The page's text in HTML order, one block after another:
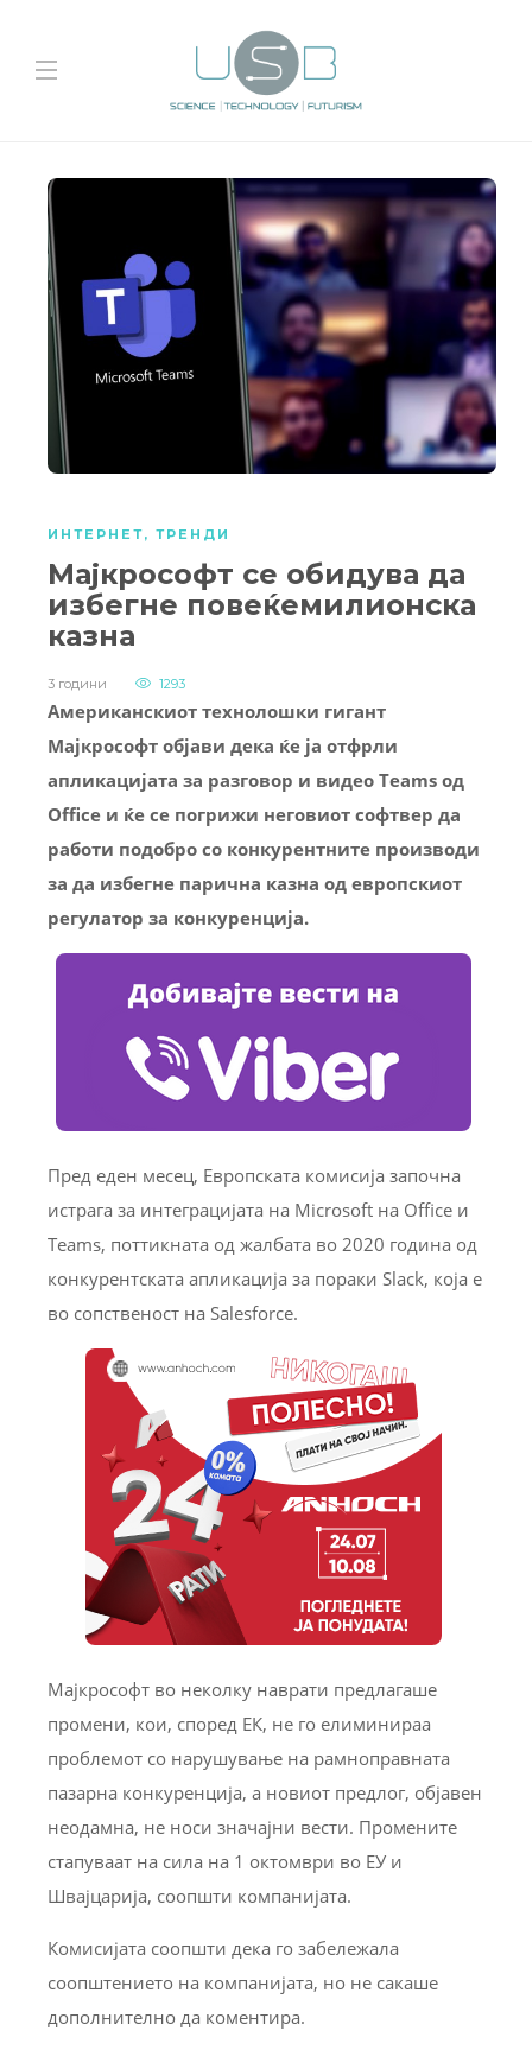
ИНТЕРНЕТ, ТРЕНДИ
Мајкрософт се обидува да
избегне повеќемилионска
казна
3 години 1293
Американскиот технолошки гигант
Мајкрософт објави дека ќе ја отфрли
апликацијата за разговор и видео Teams од
Office и ќе се погрижи неговиот софтвер да
работи подобро со конкурентните производи
за да избегне парична казна од европскиот
регулатор за конкуренција.
Пред еден месец, Европската комисија започна
истрага за интеграцијата на Microsoft на Office и
Teams, поттикната од жалбата во 2020 година од
конкурентската апликација за пораки Slack, која е
во сопственост на Salesforce.
Мајкрософт во неколку наврати предлагаше
промени, кои, според ЕК, не го елиминираа
проблемот со нарушување на рамноправната
пазарна конкуренција, а новиот предлог, објавен
неодамна, не носи значајни вести. Промените
стапуваат на сила на 1 октомври во ЕУ и
Швајцарија, соопшти компанијата.
Комисијата соопшти дека го забележала
соопштението на компанијата, но не сакаше
дополнително да коментира.